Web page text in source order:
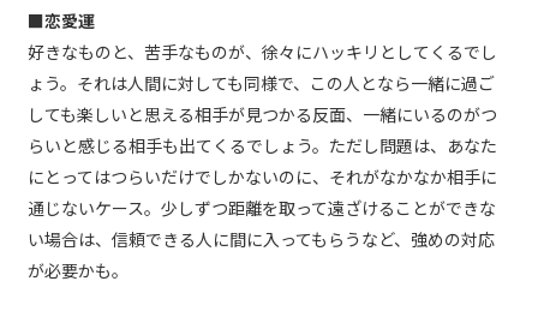
■恋愛運
好きなものと、苦手なものが、徐々にハッキリとしてくるでし
ょう。それは人間に対しても同様で、この人となら一緒に過ご
しても楽しいと思える相手が見つかる反面、一緒にいるのがつ
らいと感じる相手も出てくるでしょう。ただし問題は、あなた
にとってはつらいだけでしかないのに、それがなかなか相手に
通じないケース。少しずつ距離を取って遠ざけることができな
い場合は、信頼できる人に間に入ってもらうなど、強めの対応
が必要かも。